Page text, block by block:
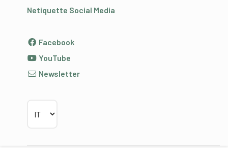
Netiquette Social Media
Facebook
YouTube
Newsletter